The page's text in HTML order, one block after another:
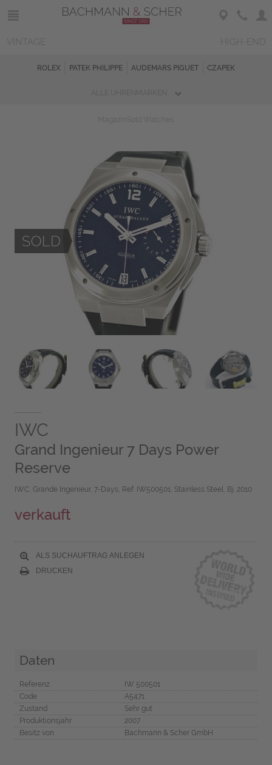
ROLEX PATEK PHILIPPE AUDEMARS PIGUET CZAPEK
IWC
Grand Ingenieur 7 Days Power
Reserve
IWC, Grande Ingenieur, 7-Days, Ref. IW500501, Stainless Steel, Bj. 2010
verkauft
ALS SUCHAUFTRAG ANLEGEN
DRUCKEN
Daten
Referenz
IW 500501
Code
A5471
Zustand
Sehr gut
Produktionsjahr
2007
Besitz von
Bachmann & Scher GmbH